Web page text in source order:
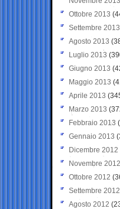
Ottobre 2013
Settembre 2013
Agosto 2013
Luglio 2013
Giugno 2013
Maggio 2013
Aprile 2013
Marzo 2013
Febbraio 2013
Gennaio 2013
Dicembre 2012
Novembre 2012
Ottobre 2012
Settembre 2012
Agosto 2012